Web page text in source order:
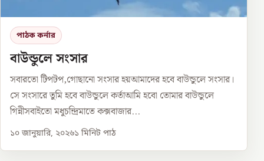
পাঠক কর্নার
বাউন্ডুলে সংসার
সবারতো টিপটপ,গোছানো সংসার হয়আমাদের হবে বাউন্ডুলে সংসার।
সে সংসারে তুমি হবে বাউন্ডুলে কর্তাআমি হবো তোমার বাউন্ডুলে
গিন্নীসবাইতো মধুচন্দ্রিমাতে কক্সবাজার...
১০ জানুয়ারি, ২০২৬১ মিনিট পাঠ